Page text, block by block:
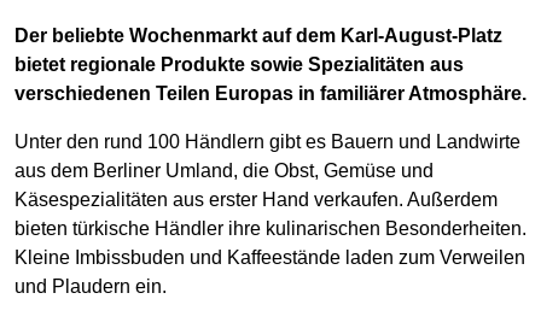
Der beliebte Wochenmarkt auf dem Karl-August-Platz
bietet regionale Produkte sowie Spezialitäten aus
verschiedenen Teilen Europas in familiärer Atmosphäre.
Unter den rund 100 Händlern gibt es Bauern und Landwirte
aus dem Berliner Umland, die Obst, Gemüse und
Käsespezialitäten aus erster Hand verkaufen. Außerdem
bieten türkische Händler ihre kulinarischen Besonderheiten.
Kleine Imbissbuden und Kaffeestände laden zum Verweilen
und Plaudern ein.